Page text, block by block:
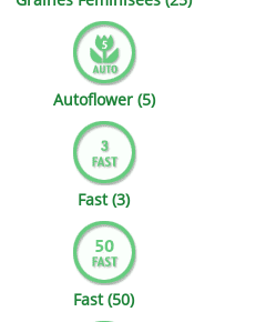
Victory Seeds
Vision Seeds
White Label Seeds
World of Seeds
CBD Chanvre Industriel
Autoflower (5)
Fast (3)
Fast (50)